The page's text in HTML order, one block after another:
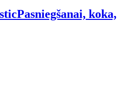
Pasniegšanai, koka,